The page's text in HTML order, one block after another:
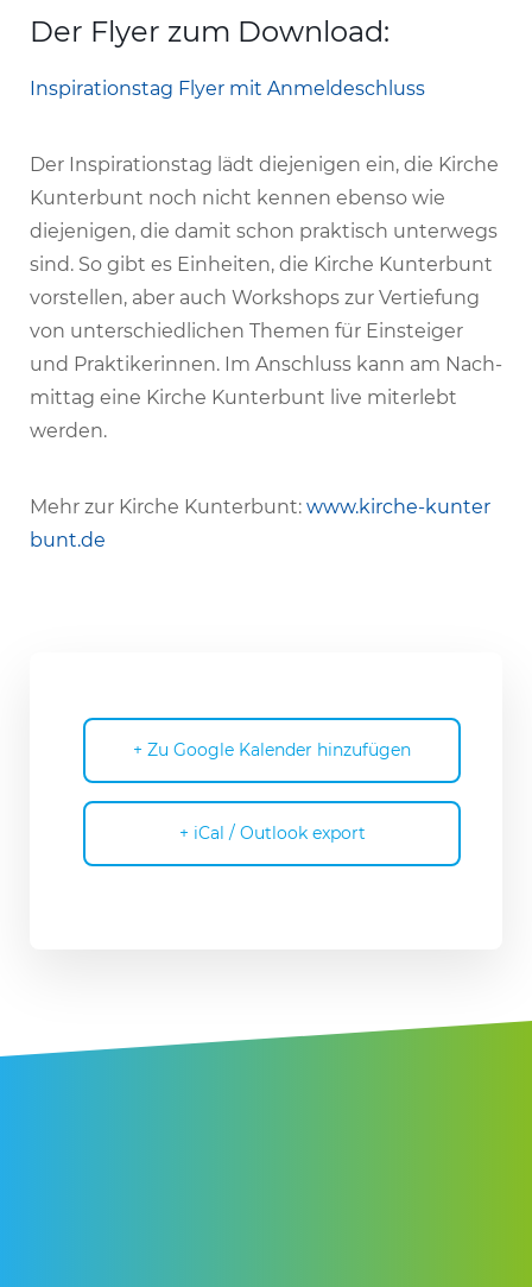
Der Flyer zum Download:
Inspi­ra­ti­onstag Flyer mit Anmeldeschluss
Der Inspi­ra­ti­onstag lädt dieje­nigen ein, die Kirche
Kunter­bunt noch nicht kennen ebenso wie
dieje­nigen, die damit schon prak­tisch unter­wegs
sind. So gibt es Einheiten, die Kirche Kunter­bunt
vorstellen, aber auch Work­shops zur Vertie­fung
von unter­schied­li­chen Themen für Einsteiger
und Prak­ti­ke­rinnen. Im Anschluss kann am Nach­
mittag eine Kirche Kunter­bunt live miter­lebt
werden.
Mehr zur Kirche Kunter­bunt: www​.kirche​-kunter​
bunt​.de
+ Zu Google Kalender hinzufügen
+ iCal / Outlook export